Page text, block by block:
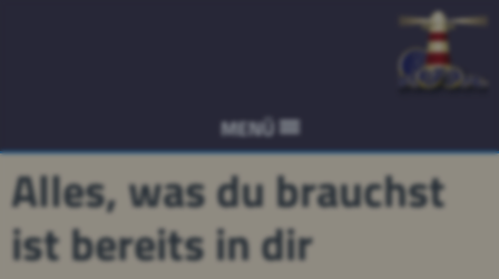
MENÜ
Alles, was du brauchst
ist bereits in dir